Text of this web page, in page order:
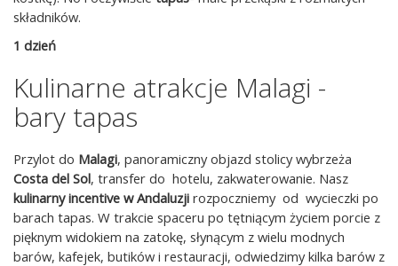
składników.
1 dzień
Kulinarne atrakcje Malagi -
bary tapas
Przylot do Malagi, panoramiczny objazd stolicy wybrzeża
Costa del Sol, transfer do hotelu, zakwaterowanie. Nasz
kulinarny incentive w Andaluzji rozpoczniemy od wycieczki po
barach tapas. W trakcie spaceru po tętniącym życiem porcie z
pięknym widokiem na zatokę, słynącym z wielu modnych
barów, kafejek, butików i restauracji, odwiedzimy kilka barów z